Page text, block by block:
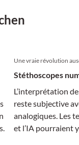
Une vraie révolution
Stéthoscopes
L’interprétation
reste subjective
analogiques. Les
et l’IA pourraient